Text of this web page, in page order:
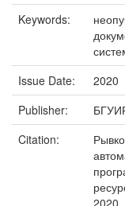
Keywords:
Issue Date:
2020
Publisher:
Citation:
2020.